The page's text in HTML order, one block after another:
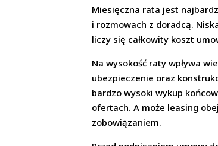
Miesięczna rata jest
i rozmowach z doradcą.
liczy się całkowity koszt
Na wysokość raty wpływa
ubezpieczenie oraz
bardzo wysoki wykup
ofertach. A może leasing
zobowiązaniem.